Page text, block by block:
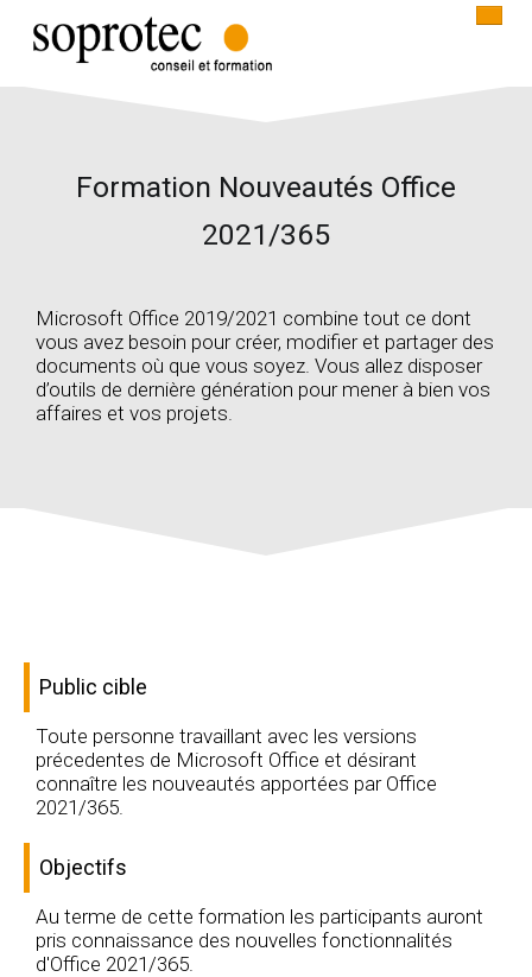
INFORMATIQUE
Formation Nouveautés Office
2021/365
Microsoft Office 2019/2021 combine tout ce dont
vous avez besoin pour créer, modifier et partager des
documents où que vous soyez. Vous allez disposer
d’outils de dernière génération pour mener à bien vos
affaires et vos projets.
Public cible
Toute personne travaillant avec les versions
précedentes de Microsoft Office et désirant
connaître les nouveautés apportées par Office
2021/365.
Objectifs
Au terme de cette formation les participants auront
pris connaissance des nouvelles fonctionnalités
d'Office 2021/365.